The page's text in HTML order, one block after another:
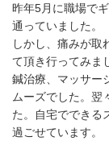
昨年5月に職場で
通っていました。
しかし、痛みが取
て頂き行ってみま
鍼治療、マッサー
ムーズでした。翌
た。自宅でできる
過ごせています。